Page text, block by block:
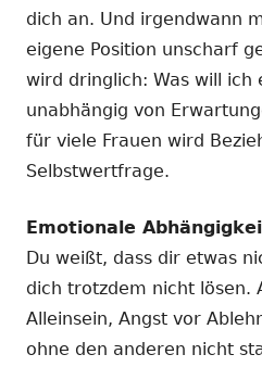
dich an. Und irgendwann
eigene Position unscharf
wird dringlich: Was will ich
unabhängig von
für viele Frauen wird
Selbstwertfrage.
Emotionale
Du weißt, dass dir etwas
dich trotzdem nicht lösen.
Alleinsein, Angst vor
ohne den anderen nicht